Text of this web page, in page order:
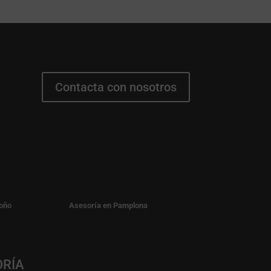
Contacta con nosotros
Asesoría en Pamplona